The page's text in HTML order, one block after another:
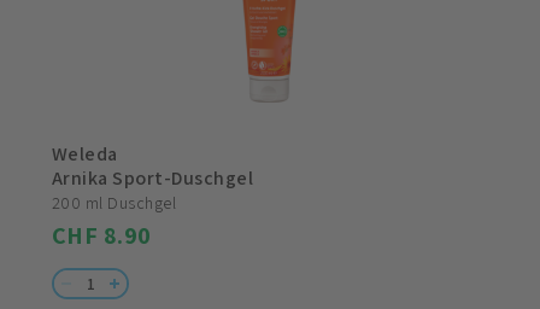
Weleda
Arnika Sport-Duschgel
200 ml Duschgel
CHF 8.90